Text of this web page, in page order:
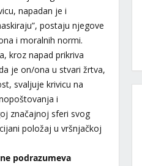
napadan je i
postaju njegove
i moralnih normi.
kroz napad prikriva
je on/ona u stvari žrtva,
svaljuje krivicu na
i
značajnoj sferi svog
položaj u vršnjačkoj
podrazumeva